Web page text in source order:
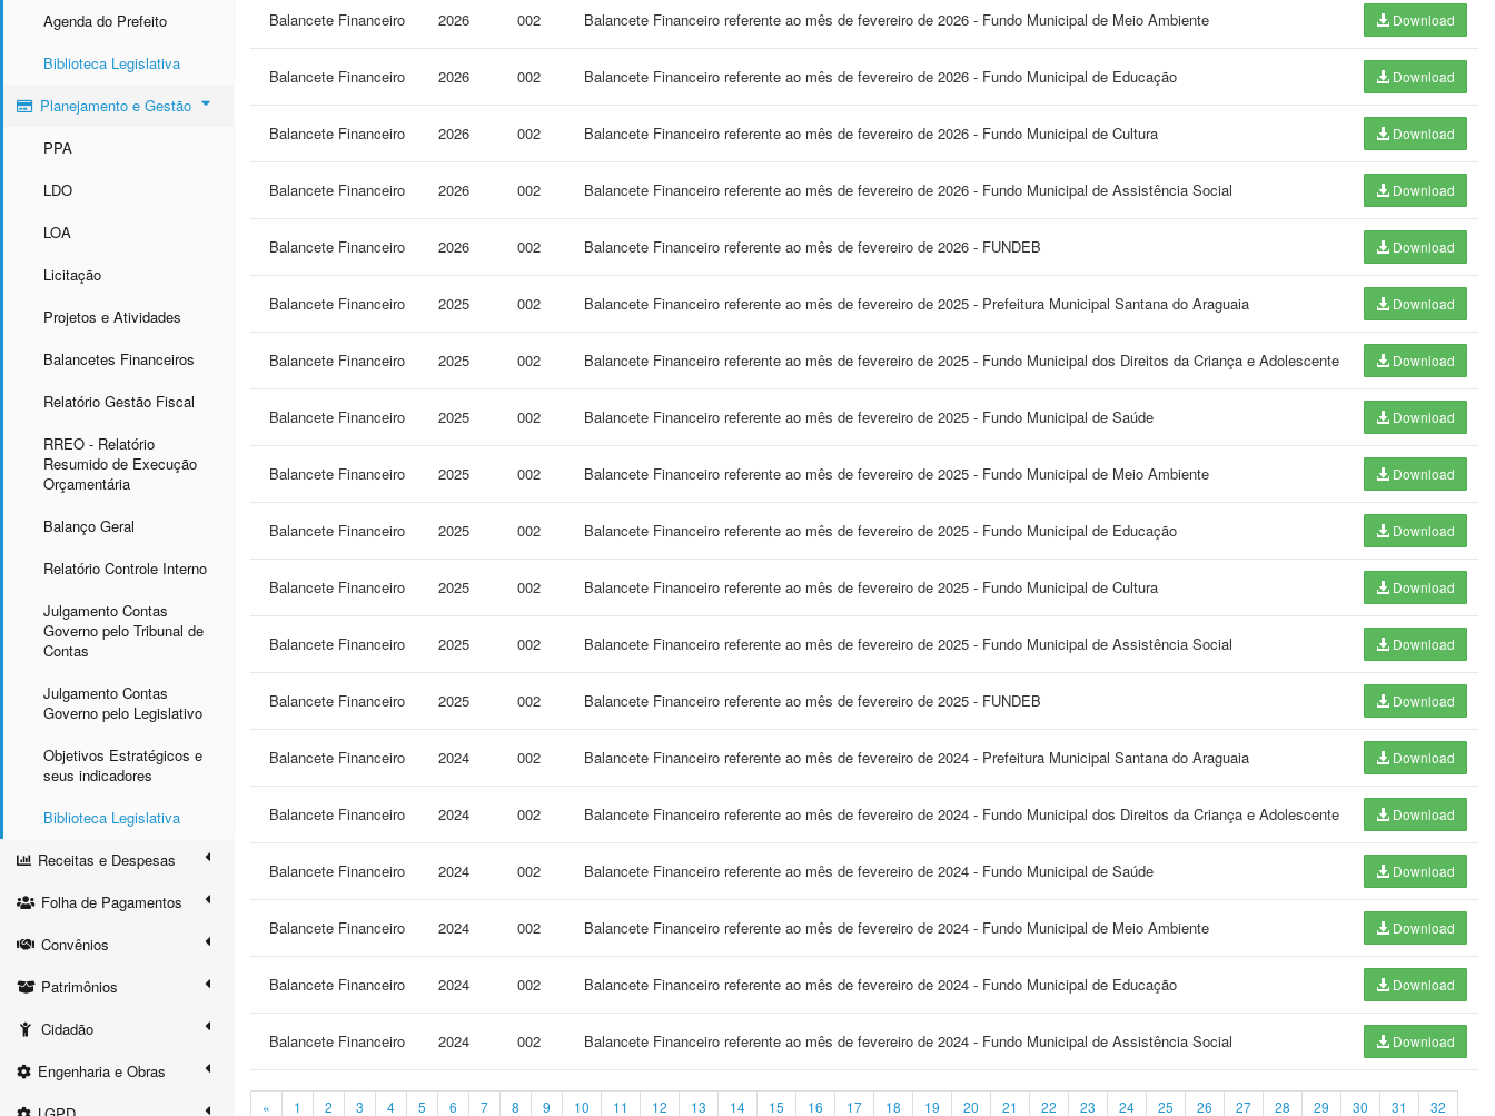
Agenda do Prefeito
Biblioteca Legislativa
Planejamento e Gestão
PPA
LDO
LOA
Licitação
Projetos e Atividades
Balancetes Financeiros
Relatório Gestão Fiscal
RREO - Relatório
Resumido de Execução
Orçamentária
Balanço Geral
Relatório Controle Interno
Julgamento Contas
Governo pelo Tribunal de
Contas
Julgamento Contas
Governo pelo Legislativo
Objetivos Estratégicos e
seus indicadores
Biblioteca Legislativa
Receitas e Despesas
Folha de Pagamentos
Convênios
Patrimônios
Cidadão
Engenharia e Obras
Balancete Financeiro 2026 002 Balancete Financeiro referente ao mês de fevereiro de 2026 - Fundo Municipal de Meio Ambiente Download
Balancete Financeiro 2026 002 Balancete Financeiro referente ao mês de fevereiro de 2026 - Fundo Municipal de Educação Download
Balancete Financeiro 2026 002 Balancete Financeiro referente ao mês de fevereiro de 2026 - Fundo Municipal de Cultura Download
Balancete Financeiro 2026 002 Balancete Financeiro referente ao mês de fevereiro de 2026 - Fundo Municipal de Assistência Social Download
Balancete Financeiro 2026 002 Balancete Financeiro referente ao mês de fevereiro de 2026 - FUNDEB Download
Balancete Financeiro 2025 002 Balancete Financeiro referente ao mês de fevereiro de 2025 - Prefeitura Municipal Santana do Araguaia Download
Balancete Financeiro 2025 002 Balancete Financeiro referente ao mês de fevereiro de 2025 - Fundo Municipal dos Direitos da Criança e Adolescente Download
Balancete Financeiro 2025 002 Balancete Financeiro referente ao mês de fevereiro de 2025 - Fundo Municipal de Saúde Download
Balancete Financeiro 2025 002 Balancete Financeiro referente ao mês de fevereiro de 2025 - Fundo Municipal de Meio Ambiente Download
Balancete Financeiro 2025 002 Balancete Financeiro referente ao mês de fevereiro de 2025 - Fundo Municipal de Educação Download
Balancete Financeiro 2025 002 Balancete Financeiro referente ao mês de fevereiro de 2025 - Fundo Municipal de Cultura Download
Balancete Financeiro 2025 002 Balancete Financeiro referente ao mês de fevereiro de 2025 - Fundo Municipal de Assistência Social Download
Balancete Financeiro 2025 002 Balancete Financeiro referente ao mês de fevereiro de 2025 - FUNDEB Download
Balancete Financeiro 2024 002 Balancete Financeiro referente ao mês de fevereiro de 2024 - Prefeitura Municipal Santana do Araguaia Download
Balancete Financeiro 2024 002 Balancete Financeiro referente ao mês de fevereiro de 2024 - Fundo Municipal dos Direitos da Criança e Adolescente Download
Balancete Financeiro 2024 002 Balancete Financeiro referente ao mês de fevereiro de 2024 - Fundo Municipal de Saúde Download
Balancete Financeiro 2024 002 Balancete Financeiro referente ao mês de fevereiro de 2024 - Fundo Municipal de Meio Ambiente Download
Balancete Financeiro 2024 002 Balancete Financeiro referente ao mês de fevereiro de 2024 - Fundo Municipal de Educação Download
Balancete Financeiro 2024 002 Balancete Financeiro referente ao mês de fevereiro de 2024 - Fundo Municipal de Assistência Social Download
« 1 2 3 4 5 6 7 8 9 10 11 12 13 14 15 16 17 18 19 20 21 22 23 24 25 26 27 28 29 30 31 32